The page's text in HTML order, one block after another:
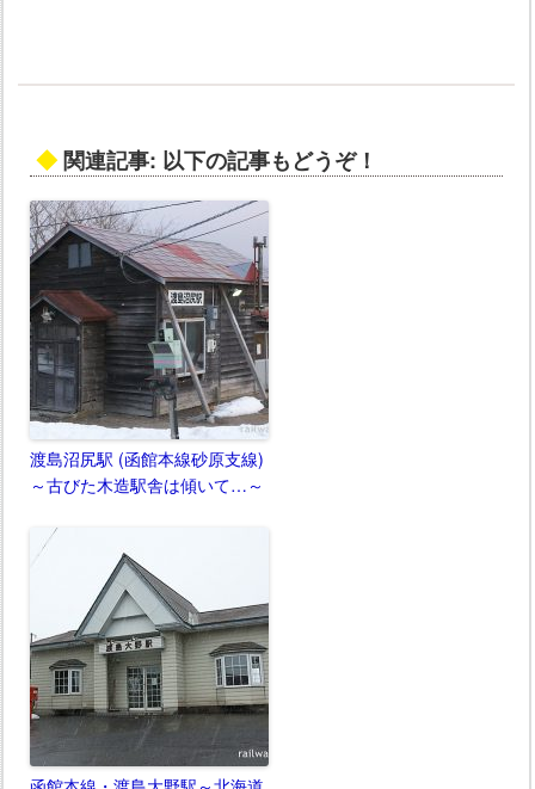
◆関連記事: 以下の記事もどうぞ！
渡島沼尻駅 (函館本線砂原支線)
～古びた木造駅舎は傾いて…～